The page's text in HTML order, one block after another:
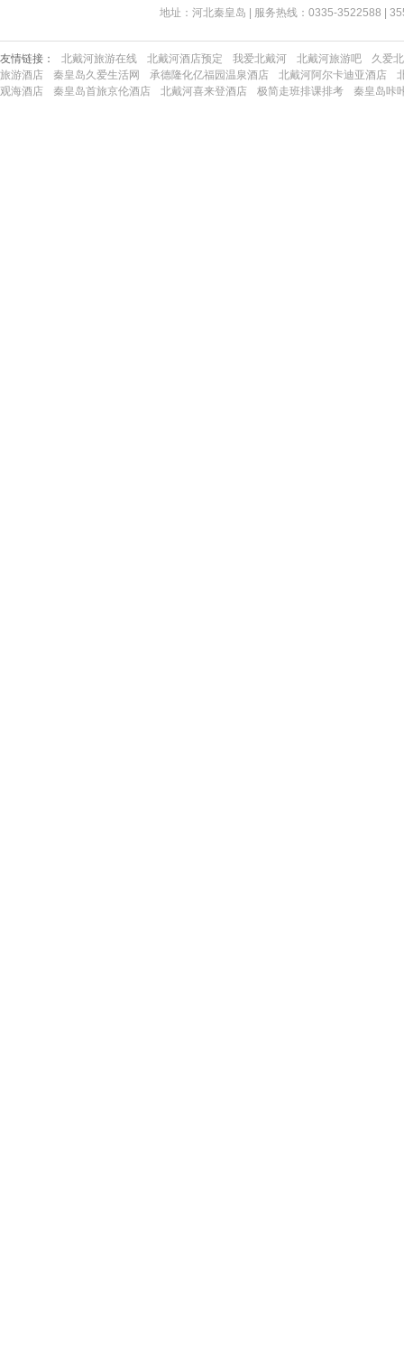
地址：河北秦皇岛 | 服务热线：0335-3522588 |
友情链接： 北戴河旅游在线 北戴河酒店预定 我爱北戴河 北戴河旅游吧
久爱
旅游酒店
秦皇岛久爱生活网 承德隆化亿福园温泉酒店 北戴河阿尔卡迪亚酒店
观海酒店
秦皇岛首旅京伦酒店 北戴河喜来登酒店 极简走班排课排考 秦皇岛咔